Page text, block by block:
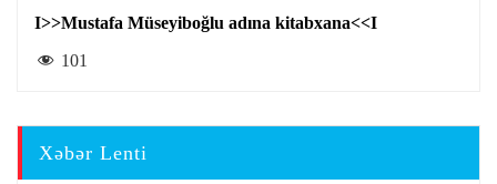
I>>Mustafa Müseyiboğlu adına kitabxana<<I
101
Xəbər Lenti